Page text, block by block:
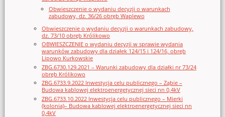
Obwieszczenie o wydaniu decyzji o warunkach
zabudowy, dz. 36/26 obręb Waplewo
Obwieszczenie o wydaniu decyzji o warunkach zabudowy,
dz. 73/10 obręb Królikowo
OBWIESZCZENIE o wydaniu decyzji w sprawie wydania
warunków zabudowy dla działek 124/15 i 124/16, obręb
Lipowo Kurkowskie
ZBG.6730.129.2021 – Warunki zabudowy dla działki nr 73/24
obręb Królikowo
ZBG.6733.9.2022 Inwestycja celu publicznego – Ząbie –
Budowa kablowej elektroenergetycznej sieci nn 0,4kV
ZBG.6733.10.2022 Inwestycja celu publicznego – Mierki
(kolonia)– Budowa kablowej elektroenergetycznej sieci nn
0,4kV